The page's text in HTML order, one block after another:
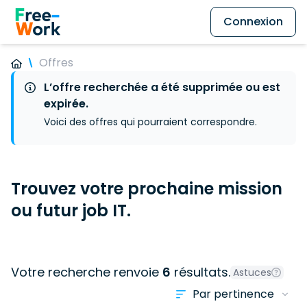
Connexion
Offres
L’offre recherchée a été supprimée ou est
expirée.
Voici des offres qui pourraient correspondre.
Trouvez votre prochaine mission
ou futur job IT.
Votre recherche renvoie 6 résultats. Astuces